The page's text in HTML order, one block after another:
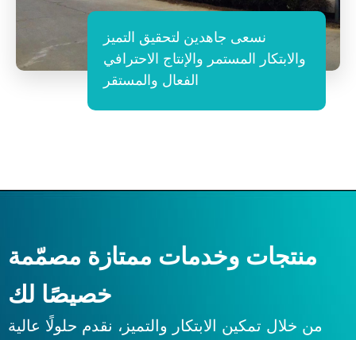
نسعى جاهدين لتحقيق التميز
والابتكار المستمر والإنتاج الاحترافي
الفعال والمستقر
منتجات وخدمات ممتازة مصمّمة
خصيصًا لك
من خلال تمكين الابتكار والتميز، نقدم حلولًا عالية